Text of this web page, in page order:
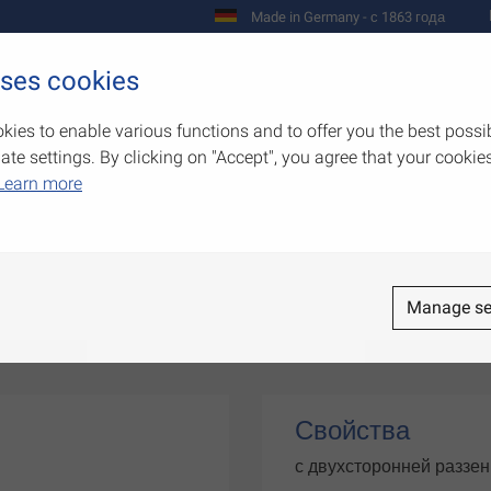
Made in Germany - с 1863 года
Предприятие
Свойства
с двухсторонней
cookies
to enable various functions and to offer you the best
settings. By clicking on "Accept", you agree that your
more
Manage